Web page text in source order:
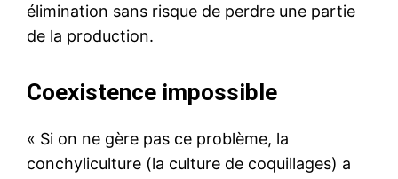
élimination sans risque de perdre une partie
de la production.
Coexistence impossible
« Si on ne gère pas ce problème, la
conchyliculture (la culture de coquillages) a